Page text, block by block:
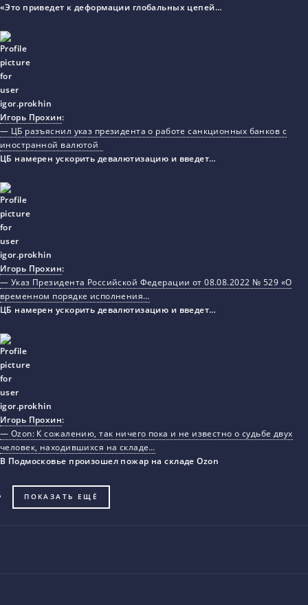
«Это приведет к деформации глобальных цепей…
Игорь Прохин:
— ЦБ разъяснил указ президента о работе санкционных банков с
иностранной валютой
ЦБ намерен ускорить девалютизацию и введет…
Игорь Прохин:
— Указ Президента Российской Федерации от 08.08.2022 № 529 «О
временном порядке исполнения…
ЦБ намерен ускорить девалютизацию и введет…
Игорь Прохин:
— Ozon: К сожалению, так ничего пока и не известно о судьбе двух
человек, находившихся на складе…
В Подмосковье произошел пожар на складе Ozon
ПОКАЗАТЬ ЕЩЁ